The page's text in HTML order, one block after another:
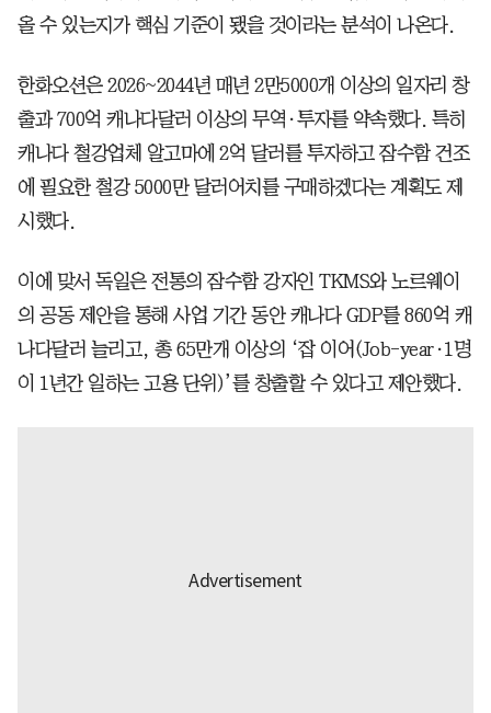
올 수 있는지가 핵심 기준이 됐을 것이라는 분석이 나온다.
한화오션은 2026~2044년 매년 2만5000개 이상의 일자리 창
출과 700억 캐나다달러 이상의 무역·투자를 약속했다. 특히
캐나다 철강업체 알고마에 2억 달러를 투자하고 잠수함 건조
에 필요한 철강 5000만 달러어치를 구매하겠다는 계획도 제
시했다.
이에 맞서 독일은 전통의 잠수함 강자인 TKMS와 노르웨이
의 공동 제안을 통해 사업 기간 동안 캐나다 GDP를 860억 캐
나다달러 늘리고, 총 65만개 이상의 ‘잡 이어(Job-year·1명
이 1년간 일하는 고용 단위)’를 창출할 수 있다고 제안했다.